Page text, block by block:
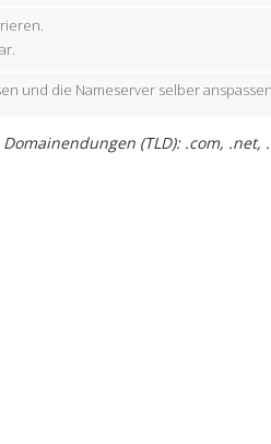
und die Nameserver selber
(TLD): .com, .net,